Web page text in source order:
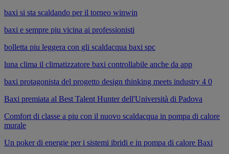
baxi si sta scaldando per il torneo winwin
baxi e sempre piu vicina ai professionisti
bolletta piu leggera con gli scaldacqua baxi spc
luna clima il climatizzatore baxi controllabile anche da app
baxi protagonista del progetto design thinking meets industry 4 0
Baxi premiata al Best Talent Hunter dell'Università di Padova
Comfort di classe a piu con il nuovo scaldacqua in pompa di calore
murale
Un poker di energie per i sistemi ibridi e in pompa di calore Baxi